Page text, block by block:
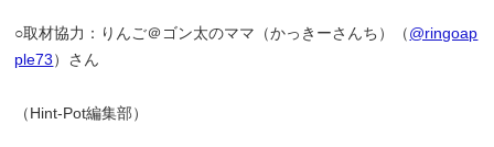
○取材協力：りんご＠ゴン太のママ（かっきーさんち）（@ringoap
ple73）さん
（Hint-Pot編集部）